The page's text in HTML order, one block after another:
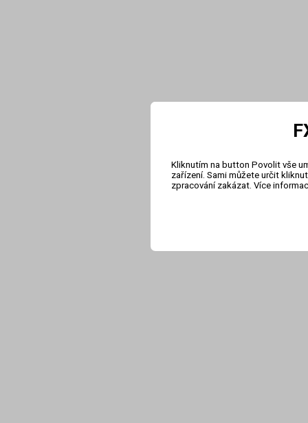
Kliknutím na button Povolit vše
zařízení. Sami můžete určit
zpracování zakázat. Více